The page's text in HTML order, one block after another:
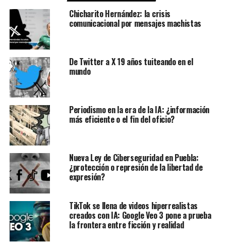
Chicharito Hernández: la crisis
comunicacional por mensajes machistas
De Twitter a X 19 años tuiteando en el
mundo
Periodismo en la era de la IA: ¿información
más eficiente o el fin del oficio?
Nueva Ley de Ciberseguridad en Puebla:
¿protección o represión de la libertad de
expresión?
TikTok se llena de videos hiperrealistas
creados con IA: Google Veo 3 pone a prueba
la frontera entre ficción y realidad